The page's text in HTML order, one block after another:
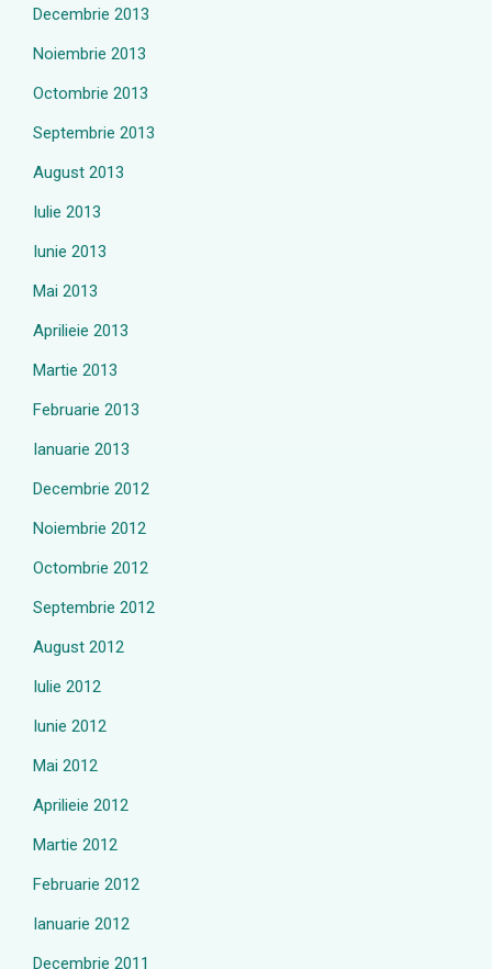
Decembrie 2013
Noiembrie 2013
Octombrie 2013
Septembrie 2013
August 2013
Iulie 2013
Iunie 2013
Mai 2013
Aprilieie 2013
Martie 2013
Februarie 2013
Ianuarie 2013
Decembrie 2012
Noiembrie 2012
Octombrie 2012
Septembrie 2012
August 2012
Iulie 2012
Iunie 2012
Mai 2012
Aprilieie 2012
Martie 2012
Februarie 2012
Ianuarie 2012
Decembrie 2011